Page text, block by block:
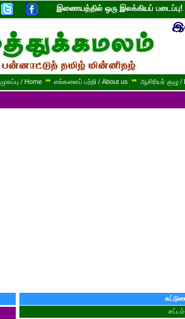
இணையத்தில் ஒரு இலக்கியப்
முகப்பு / Home ** எங்களைப் பற்றி / About us ** ஆசிரியர் குழு
சட்டம்